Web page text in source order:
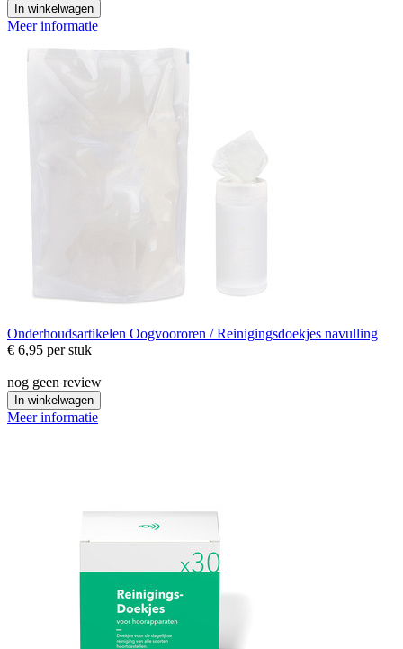
In winkelwagen
Meer informatie
Onderhoudsartikelen Oogvoororen / Reinigingsdoekjes navulling
€ 6,95 per stuk
nog geen review
In winkelwagen
Meer informatie